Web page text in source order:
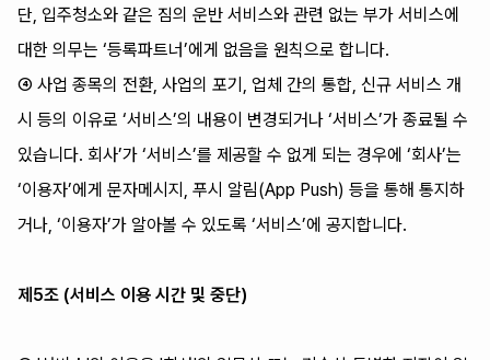
단, 입주청소와 같은 짐의 운반 서비스와 관련 없는 부가 서비스에
대한 의무는 ‘등록파트너’에게 없음을 원칙으로 합니다.
④ 사업 종목의 전환, 사업의 포기, 업체 간의 통합, 신규 서비스 개
시 등의 이유로 ‘서비스’의 내용이 변경되거나 ‘서비스’가 종료될 수
있습니다. 회사’가 ‘서비스’를 제공할 수 없게 되는 경우에 ‘회사’는
‘이용자’에게 문자메시지, 푸시 알림(App Push) 등을 통해 통지하
거나, ‘이용자’가 알아볼 수 있도록 ‘서비스’에 공지합니다.
제5조 (서비스 이용 시간 및 중단)